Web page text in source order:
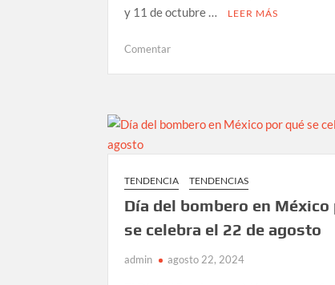
y 11 de octubre …
LEER MÁS
Comentaren
edición
“VEGAN
SUMMIT”:
el
evento
importante
TENDENCIA TENDENCIAS
Día del bombero en México
se celebra el 22 de agosto
admin agosto 22, 2024